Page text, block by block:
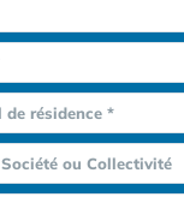
de résidence *
ou Collectivité